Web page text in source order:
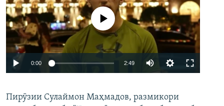
Феълан кор намекунад
0:00 2:49
360p
Пирӯзии Сулаймон Маҳмадов, размикори